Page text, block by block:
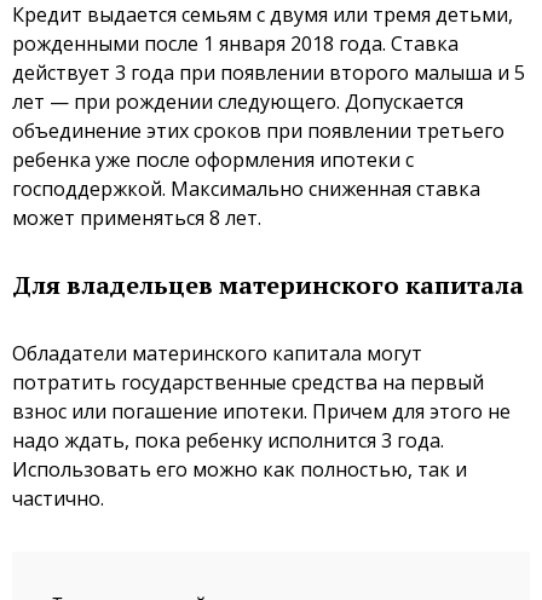
Кредит выдается семьям с двумя или тремя детьми,
рожденными после 1 января 2018 года. Ставка
действует 3 года при появлении второго малыша и 5
лет — при рождении следующего. Допускается
объединение этих сроков при появлении третьего
ребенка уже после оформления ипотеки с
господдержкой. Максимально сниженная ставка
может применяться 8 лет.
Для владельцев материнского капитала
Обладатели материнского капитала могут
потратить государственные средства на первый
взнос или погашение ипотеки. Причем для этого не
надо ждать, пока ребенку исполнится 3 года.
Использовать его можно как полностью, так и
частично.